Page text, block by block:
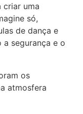
criar uma
só,
de dança e
segurança e o
os
atmosfera